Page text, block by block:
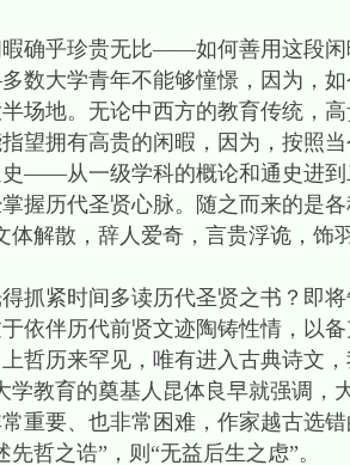
确乎珍贵无比——如何善用这段
大学青年不能够憧憬，因为，
场地。无论中西方的教育传统，
望拥有高贵的闲暇，因为，按照
——从一级学科的概论和通史进
握历代圣贤心脉。随之而来的是
解散，辞人爱奇，言贵浮诡，饰
抓紧时间多读历代圣贤之书？即
依伴历代前贤文迹陶铸性情，以
哲历来罕见，唯有进入古典诗文
学教育的奠基人昆体良早就强调
重要、也非常困难，作家越古选
哲之诰”，则“无益后生之虑”。